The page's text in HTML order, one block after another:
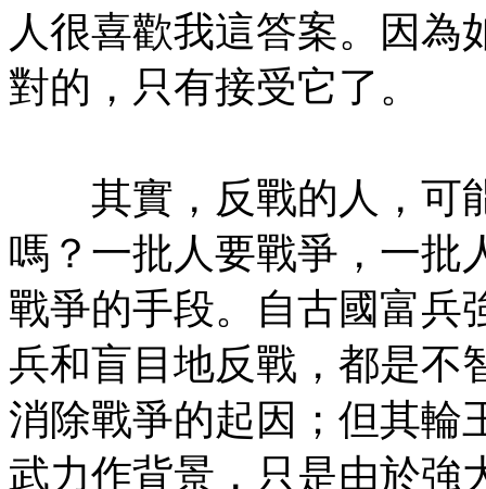
人很喜歡我這答案。因為
對的，只有接受它了。
其實，反戰的人，可
嗎？一批人要戰爭，一批
戰爭的手段。自古國富兵
兵和盲目地反戰，都是不
消除戰爭的起因；但其輪
武力作背景，只是由於強